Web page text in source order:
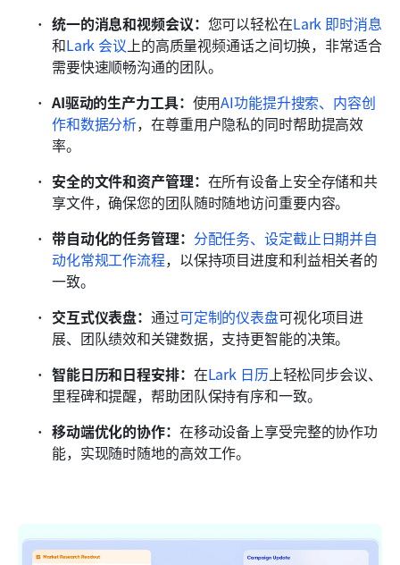
统一的消息和视频会议： 您可以轻松在Lark 即时消息
和Lark 会议上的高质量视频通话之间切换，非常适合
需要快速顺畅沟通的团队。
AI驱动的生产力工具： 使用AI功能提升搜索、内容创
作和数据分析，在尊重用户隐私的同时帮助提高效
率。
安全的文件和资产管理： 在所有设备上安全存储和共
享文件，确保您的团队随时随地访问重要内容。
带自动化的任务管理： 分配任务、设定截止日期并自
动化常规工作流程，以保持项目进度和利益相关者的
一致。
交互式仪表盘：通过可定制的仪表盘可视化项目进
展、团队绩效和关键数据，支持更智能的决策。
智能日历和日程安排： 在Lark 日历上轻松同步会议、
里程碑和提醒，帮助团队保持有序和一致。
移动端优化的协作： 在移动设备上享受完整的协作功
能，实现随时随地的高效工作。